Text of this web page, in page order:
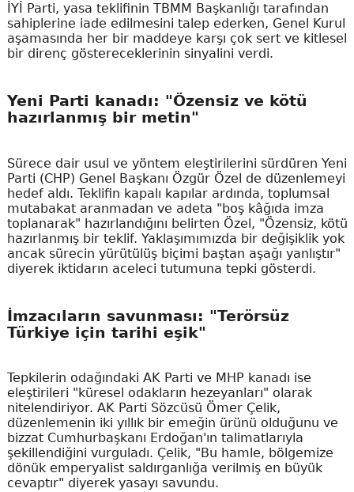
İYİ Parti, yasa teklifinin TBMM Başkanlığı tarafından
sahiplerine iade edilmesini talep ederken, Genel Kurul
aşamasında her bir maddeye karşı çok sert ve kitlesel
bir direnç göstereceklerinin sinyalini verdi.
Yeni Parti kanadı: "Özensiz ve kötü
hazırlanmış bir metin"
Sürece dair usul ve yöntem eleştirilerini sürdüren Yeni
Parti (CHP) Genel Başkanı Özgür Özel de düzenlemeyi
hedef aldı. Teklifin kapalı kapılar ardında, toplumsal
mutabakat aranmadan ve adeta "boş kâğıda imza
toplanarak" hazırlandığını belirten Özel, "Özensiz, kötü
hazırlanmış bir teklif. Yaklaşımımızda bir değişiklik yok
ancak sürecin yürütülüş biçimi baştan aşağı yanlıştır"
diyerek iktidarın aceleci tutumuna tepki gösterdi.
İmzacıların savunması: "Terörsüz
Türkiye için tarihi eşik"
Tepkilerin odağındaki AK Parti ve MHP kanadı ise
eleştirileri "küresel odakların hezeyanları" olarak
nitelendiriyor. AK Parti Sözcüsü Ömer Çelik,
düzenlemenin iki yıllık bir emeğin ürünü olduğunu ve
bizzat Cumhurbaşkanı Erdoğan'ın talimatlarıyla
şekillendiğini vurguladı. Çelik, "Bu hamle, bölgemize
dönük emperyalist saldırganlığa verilmiş en büyük
cevaptır" diyerek yasayı savundu.